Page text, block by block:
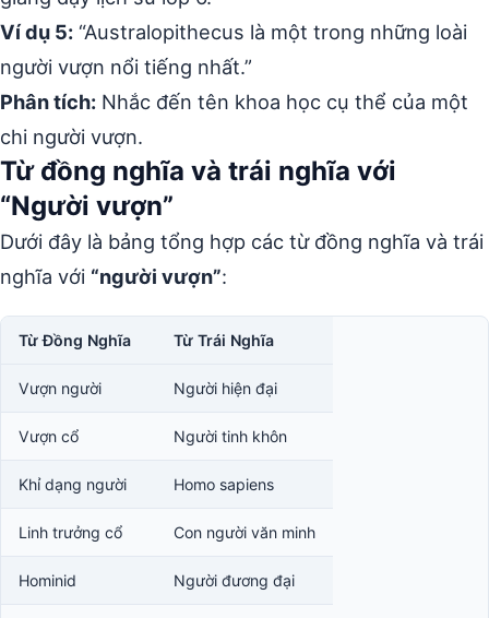
Ví dụ 5: “Australopithecus là một trong những loài
người vượn nổi tiếng nhất.”
Phân tích: Nhắc đến tên khoa học cụ thể của một
chi người vượn.
Từ đồng nghĩa và trái nghĩa với
“Người vượn”
Dưới đây là bảng tổng hợp các từ đồng nghĩa và trái
nghĩa với “người vượn”:
Từ Đồng Nghĩa Từ Trái Nghĩa
Vượn người Người hiện đại
Vượn cổ Người tinh khôn
Khỉ dạng người Homo sapiens
Linh trưởng cổ Con người văn minh
Hominid Người đương đại